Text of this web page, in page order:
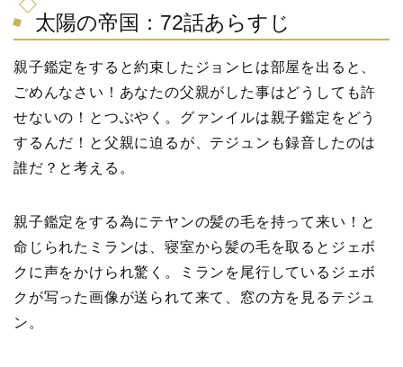
太陽の帝国：72話あらすじ
親子鑑定をすると約束したジョンヒは部屋を出ると、
ごめんなさい！あなたの父親がした事はどうしても許
せないの！とつぶやく。グァンイルは親子鑑定をどう
するんだ！と父親に迫るが、テジュンも録音したのは
誰だ？と考える。
親子鑑定をする為にテヤンの髪の毛を持って来い！と
命じられたミランは、寝室から髪の毛を取るとジェボ
クに声をかけられ驚く。ミランを尾行しているジェボ
クが写った画像が送られて来て、窓の方を見るテジュ
ン。